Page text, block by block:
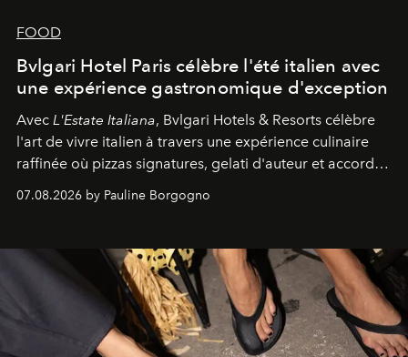
FOOD
Bvlgari Hotel Paris célèbre l'été italien avec
une expérience gastronomique d'exception
Avec L'Estate Italiana, Bvlgari Hotels & Resorts célèbre
l'art de vivre italien à travers une expérience culinaire
raffinée où pizzas signatures, gelati d'auteur et accords
d'exception composent un véritable voyage sensoriel.
07.08.2026 by Pauline Borgogno